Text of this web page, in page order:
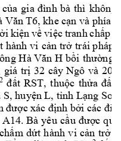
của gia đình bà thì không
Văn T6, khe cạn và phía
i kiện vềviệc tranh chấp
t hành vi cản trở trái pháp
Hà Văn H bồi thường
giá trị 32 cây Ngô và 20m
2 đất RST, thuộc thửa đấ
S, huyện L, tỉnh Lạng Sơn
được xác định bởi các đỉ
A14. Bà yêu cầu được qu
chấm dứt hành vi cản trở